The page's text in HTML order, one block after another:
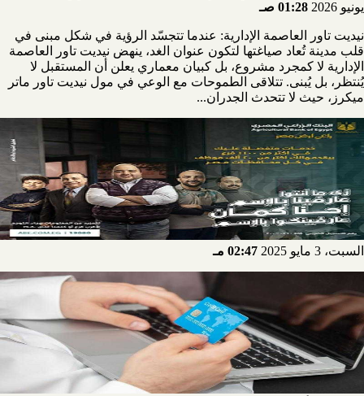
يونيو 2026
01:28 صـ
نيديت تاور العاصمة الإدارية: عندما تتجسّد الرؤية في شكل مبنى في
قلب مدينة تُعاد صياغتها لتكون عنوان الغد، ينهض نيديت تاور العاصمة
الإدارية لا كمجرد مشروع، بل كبيان معماري يعلن أن المستقبل لا
يُنتظر، بل يُبنى. تتلاقى الطموحات مع الوعي في مول نيديت تاور ماتر
ميكرز، حيث لا تتحدث الجدران...
السبت، 3 مايو 2025 02:47 مـ